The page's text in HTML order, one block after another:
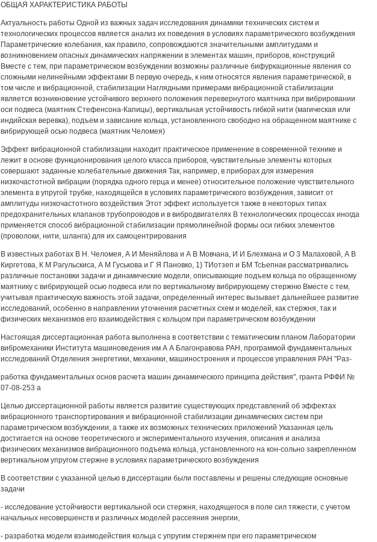
ОБЩАЯ ХАРАКТЕРИСТИКА РАБОТЫ
Актуальность работы Одной из важных задач исследования динамики технических систем и
технологических процессов является анализ их поведения в условиях параметрического возбуждения
Параметрические колебания, как правило, сопровождаются значительными амплитудами и
возникновением опасных динамических напряжении в элементах машин, приборов, конструкций
Вместе с тем, при параметрическом возбуждении возможны различные бифуркационные явления со
сложными нелинейными эффектами В первую очередь, к ним относятся явления параметрической, в
том числе и вибрационной, стабилизации Наглядными примерами вибрационной стабилизации
является возникновение устойчивого верхнего положения перевернутого маятника при вибрировании
оси подвеса (маятник Стефенсона-Капицы), вертикальная устойчивость гибкой нити (магическая или
индийская веревка), подъем и зависание кольца, установленного свободно на обращенном маятнике с
вибрирующей осью подвеса (маятник Челомея)
Эффект вибрационной стабилизации находит практическое применение в современной технике и
лежит в основе функционирования целого класса приборов, чувствительные элементы которых
совершают заданные колебательные движения Так, например, в приборах для измерения
низкочастотной вибрации (порядка одного герца и менее) относительное положение чувствительного
элемента в упругой трубке, находящейся в условиях параметрического возбуждения, зависит от
амплитуды низкочастотного воздействия Этот эффект используется также в некоторых типах
предохранительных клапанов трубопроводов и в вибродвигателях В технологических процессах иногда
применяется способ вибрационной стабилизации прямолинейной формы оси гибких элементов
(проволоки, нити, шланга) для их самоцентрирования
В известных работах В Н. Челомея, А И Меняйлова и А В Мовчана, И И Блехмана и О 3 Малаховой, А В
Киргетова, К М Рагульскиса, А М Гуськова и Г Я Пановко, 1} ТИотзеп и БМ ТсЬепнак рассматривались
различные постановки задачи и динамические модели, описывающие подъем кольца по обращенному
маятнику с вибрирующей осью подвеса или по вертикальному вибрирующему стержню Вместе с тем,
учитывая практическую важность этой задачи, определенный интерес вызывает дальнейшее развитие
исследований, особенно в направлении уточнения расчетных схем и моделей, как стержня, так и
физических механизмов его взаимодействия с кольцом при параметрическом возбуждении
Настоящая диссертационная работа выполнена в соответствии с тематическим планом Лаборатории
вибромеханики Института машиноведения им А А Благонравова РАН, программой фундаментальных
исследований Отделения энергетики, механики, машиностроения и процессов управления РАН "Раз-
работка фундаментальных основ расчета машин динамического принципа действия", гранта РФФИ №
07-08-253 а
Целью диссертационной работы является развитие существующих представлений об эффектах
вибрационного транспортирования и вибрационной стабилизации динамических систем при
параметрическом возбуждении, а также их возможных технических приложений Указанная цель
достигается на основе теоретического и экспериментального изучения, описания и анализа
физических механизмов вибрационного подъема кольца, установленного на кон-сольно закрепленном
вертикальном упругом стержне в условиях параметрического возбуждения
В соответствии с указанной целью в диссертации были поставлены и решены следующие основные
задачи
- исследование устойчивости вертикальной оси стержня, находящегося в поле сил тяжести, с учетом
начальных несовершенств и различных моделей рассеяния энергии,
- разработка модели взаимодействия кольца с упругим стержнем при его параметрическом